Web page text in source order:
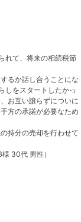
れて、将来の相続税節
るか話し合うことにな
しをスタートしたかっ
お互い譲らずについに
方の承諾が必要なため
持分の売却を行わせて
様 30代 男性）